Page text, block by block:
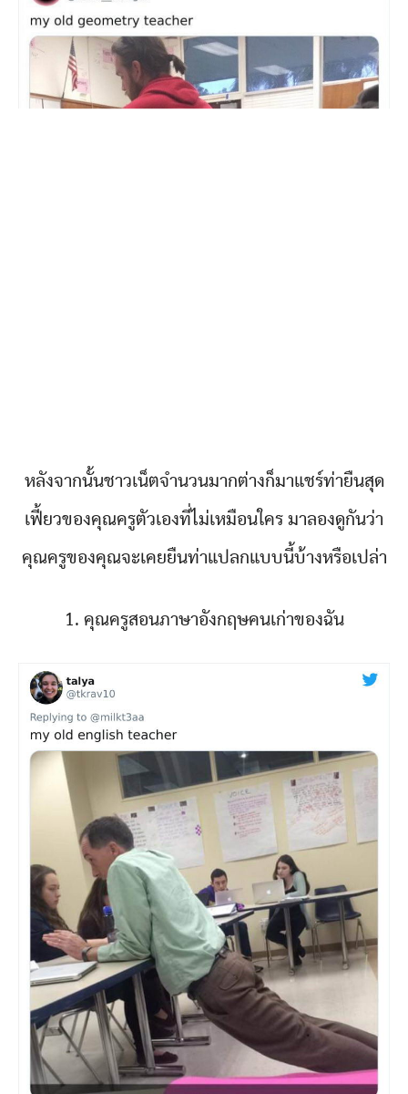
หลังจากนั้นชาวเน็ตจำนวนมากต่างก็มาแชร์ท่ายืนสุด
เฟี้ยวของคุณครูตัวเองที่ไม่เหมือนใคร มาลองดูกันว่า
คุณครูของคุณจะเคยยืนท่าแปลกแบบนี้บ้างหรือเปล่า
1. คุณครูสอนภาษาอังกฤษคนเก่าของฉัน